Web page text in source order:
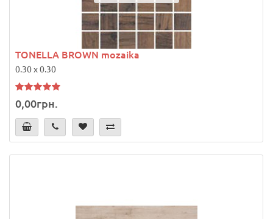
TONELLA BROWN mozaika
0.30 x 0.30
0,00грн.